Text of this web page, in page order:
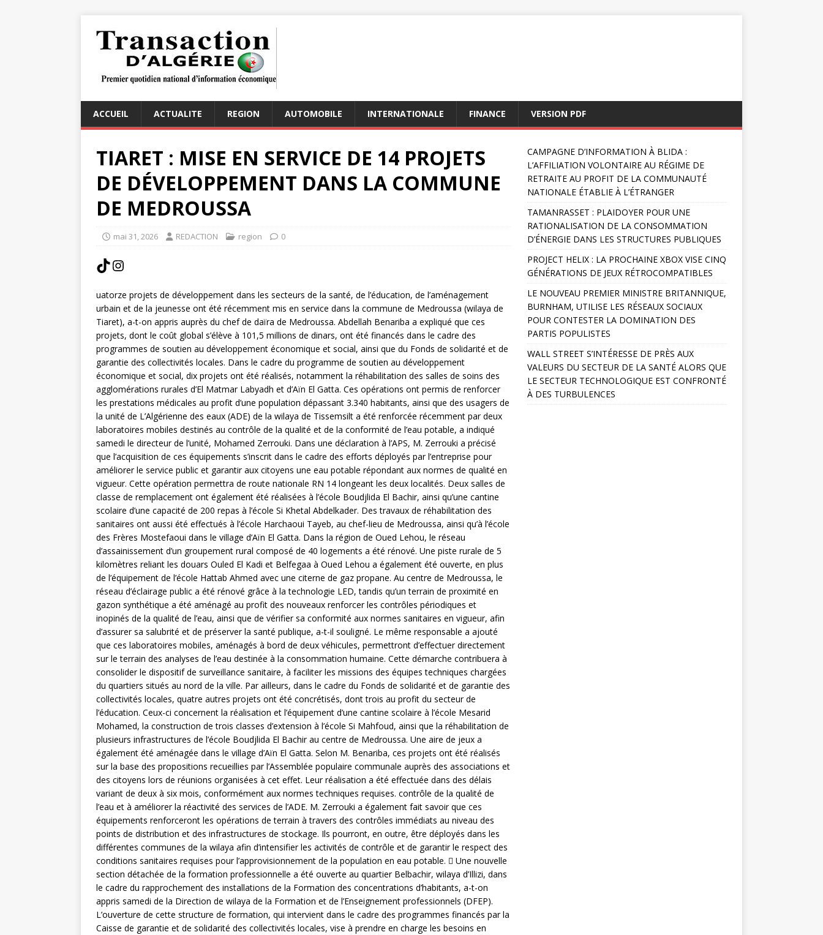
ACCUEIL ACTUALITE REGION AUTOMOBILE INTERNATIONALE FINANCE VERSION PDF
TIARET : MISE EN SERVICE DE 14 PROJETS
DE DÉVELOPPEMENT DANS LA COMMUNE
DE MEDROUSSA
mai 31, 2026 REDACTION region 0
uatorze projets de développement dans les secteurs de la santé, de l’éducation, de l’aménagement
urbain et de la jeunesse ont été récemment mis en service dans la commune de Medroussa (wilaya de
Tiaret), a-t-on appris auprès du chef de daïra de Medroussa. Abdellah Benariba a expliqué que ces
projets, dont le coût global s’élève à 101,5 millions de dinars, ont été financés dans le cadre des
programmes de soutien au développement économique et social, ainsi que du Fonds de solidarité et de
garantie des collectivités locales. Dans le cadre du programme de soutien au développement
économique et social, dix projets ont été réalisés, notamment la réhabilitation des salles de soins des
agglomérations rurales d’El Matmar Labyadh et d’Aïn El Gatta. Ces opérations ont permis de renforcer
les prestations médicales au profit d’une population dépassant 3.340 habitants, ainsi que des usagers de
la unité de L’Algérienne des eaux (ADE) de la wilaya de Tissemsilt a été renforcée récemment par deux
laboratoires mobiles destinés au contrôle de la qualité et de la conformité de l’eau potable, a indiqué
samedi le directeur de l’unité, Mohamed Zerrouki. Dans une déclaration à l’APS, M. Zerrouki a précisé
que l’acquisition de ces équipements s’inscrit dans le cadre des efforts déployés par l’entreprise pour
améliorer le service public et garantir aux citoyens une eau potable répondant aux normes de qualité en
vigueur. Cette opération permettra de route nationale RN 14 longeant les deux localités. Deux salles de
classe de remplacement ont également été réalisées à l’école Boudjlida El Bachir, ainsi qu’une cantine
scolaire d’une capacité de 200 repas à l’école Si Khetal Abdelkader. Des travaux de réhabilitation des
sanitaires ont aussi été effectués à l’école Harchaoui Tayeb, au chef-lieu de Medroussa, ainsi qu’à l’école
des Frères Mostefaoui dans le village d’Aïn El Gatta. Dans la région de Oued Lehou, le réseau
d’assainissement d’un groupement rural composé de 40 logements a été rénové. Une piste rurale de 5
kilomètres reliant les douars Ouled El Kadi et Belfegaa à Oued Lehou a également été ouverte, en plus
de l’équipement de l’école Hattab Ahmed avec une citerne de gaz propane. Au centre de Medroussa, le
réseau d’éclairage public a été rénové grâce à la technologie LED, tandis qu’un terrain de proximité en
gazon synthétique a été aménagé au profit des nouveaux renforcer les contrôles périodiques et
inopinés de la qualité de l’eau, ainsi que de vérifier sa conformité aux normes sanitaires en vigueur, afin
d’assurer sa salubrité et de préserver la santé publique, a-t-il souligné. Le même responsable a ajouté
que ces laboratoires mobiles, aménagés à bord de deux véhicules, permettront d’effectuer directement
sur le terrain des analyses de l’eau destinée à la consommation humaine. Cette démarche contribuera à
consolider le dispositif de surveillance sanitaire, à faciliter les missions des équipes techniques chargées
du quartiers situés au nord de la ville. Par ailleurs, dans le cadre du Fonds de solidarité et de garantie des
collectivités locales, quatre autres projets ont été concrétisés, dont trois au profit du secteur de
l’éducation. Ceux-ci concernent la réalisation et l’équipement d’une cantine scolaire à l’école Mesarid
Mohamed, la construction de trois classes d’extension à l’école Si Mahfoud, ainsi que la réhabilitation de
plusieurs infrastructures de l’école Boudjlida El Bachir au centre de Medroussa. Une aire de jeux a
également été aménagée dans le village d’Aïn El Gatta. Selon M. Benariba, ces projets ont été réalisés
sur la base des propositions recueillies par l’Assemblée populaire communale auprès des associations et
des citoyens lors de réunions organisées à cet effet. Leur réalisation a été effectuée dans des délais
variant de deux à six mois, conformément aux normes techniques requises. contrôle de la qualité de
l’eau et à améliorer la réactivité des services de l’ADE. M. Zerrouki a également fait savoir que ces
équipements renforceront les opérations de terrain à travers des contrôles immédiats au niveau des
points de distribution et des infrastructures de stockage. Ils pourront, en outre, être déployés dans les
différentes communes de la wilaya afin d’intensifier les activités de contrôle et de garantir le respect des
conditions sanitaires requises pour l’approvisionnement de la population en eau potable.  Une nouvelle
section détachée de la formation professionnelle a été ouverte au quartier Belbachir, wilaya d’Illizi, dans
le cadre du rapprochement des installations de la Formation des concentrations d’habitants, a-t-on
appris samedi de la Direction de wilaya de la Formation et de l’Enseignement professionnels (DFEP).
L’ouverture de cette structure de formation, qui intervient dans le cadre des programmes financés par la
Caisse de garantie et de solidarité des collectivités locales, vise à prendre en charge les besoins en
CAMPAGNE D’INFORMATION À BLIDA :
L’AFFILIATION VOLONTAIRE AU RÉGIME DE
RETRAITE AU PROFIT DE LA COMMUNAUTÉ
NATIONALE ÉTABLIE À L’ÉTRANGER
TAMANRASSET : PLAIDOYER POUR UNE
RATIONALISATION DE LA CONSOMMATION
D’ÉNERGIE DANS LES STRUCTURES PUBLIQUES
PROJECT HELIX : LA PROCHAINE XBOX VISE CINQ
GÉNÉRATIONS DE JEUX RÉTROCOMPATIBLES
LE NOUVEAU PREMIER MINISTRE BRITANNIQUE,
BURNHAM, UTILISE LES RÉSEAUX SOCIAUX
POUR CONTESTER LA DOMINATION DES
PARTIS POPULISTES
WALL STREET S’INTÉRESSE DE PRÈS AUX
VALEURS DU SECTEUR DE LA SANTÉ ALORS QUE
LE SECTEUR TECHNOLOGIQUE EST CONFRONTÉ
À DES TURBULENCES